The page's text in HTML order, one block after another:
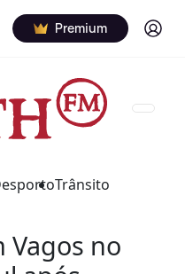
Premium Log in
Trânsito
Vagos no